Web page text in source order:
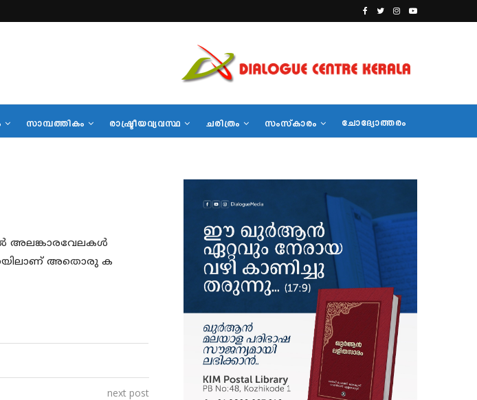
സാമ്പത്തികം രാഷ്ട്രീയവ്യവസ്ഥ ചരിത്രം സംസ്‌കാരം ചോദ്യോത്തരം
അലങ്കാരവേലകള്‍
അതൊരു ക
next post